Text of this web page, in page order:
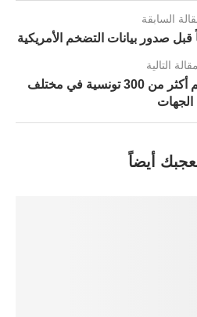
السابقة
صدور بيانات التضخم الأمريكية
التالية
عيد المرأة التونسية: تكريم أكثر من 300 تونسية في مختلف
الجهات
أيضاً